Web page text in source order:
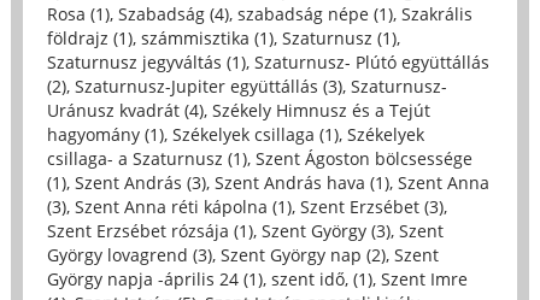
Rosa (1), Szabadság (4), szabadság népe (1), Szakrális
földrajz (1), számmisztika (1), Szaturnusz (1),
Szaturnusz jegyváltás (1), Szaturnusz- Plútó együttállás
(2), Szaturnusz-Jupiter együttállás (3), Szaturnusz-
Uránusz kvadrát (4), Székely Himnusz és a Tejút
hagyomány (1), Székelyek csillaga (1), Székelyek
csillaga- a Szaturnusz (1), Szent Ágoston bölcsessége
(1), Szent András (3), Szent András hava (1), Szent Anna
(3), Szent Anna réti kápolna (1), Szent Erzsébet (3),
Szent Erzsébet rózsája (1), Szent György (3), Szent
György lovagrend (3), Szent György nap (2), Szent
György napja -április 24 (1), szent idő, (1), Szent Imre